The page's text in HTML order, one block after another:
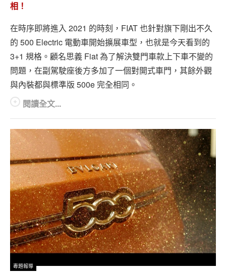
相！
在時序即將進入 2021 的時刻，FIAT 也針對旗下剛出不久
的 500 Electric 電動車開始擴展車型，也就是今天看到的
3+1 規格。顧名思義 Fiat 為了解決雙門車款上下車不變的
問題，在副駕駛座後方多加了一個對開式車門，其餘外觀
與內裝都與標準版 500e 完全相同。
閱讀全文...
專題報導